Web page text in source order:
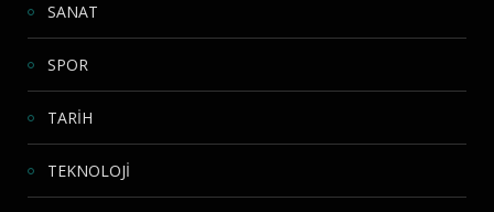
SANAT
SPOR
TARİH
TEKNOLOJİ